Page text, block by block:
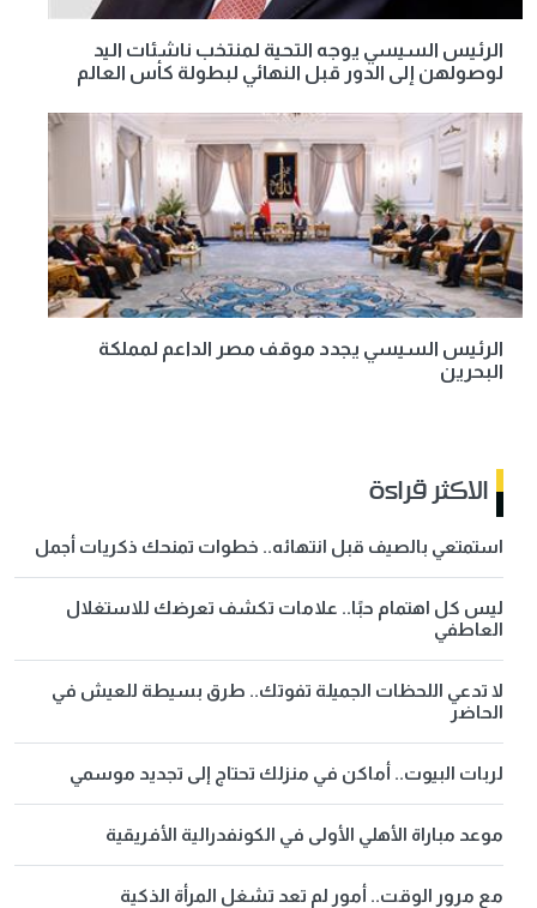
الرئيس السيسي يوجه التحية لمنتخب ناشئات اليد
لوصولهن إلى الدور قبل النهائي لبطولة كأس العالم
الرئيس السيسي يجدد موقف مصر الداعم لمملكة
البحرين
الاكثر قراءة
استمتعي بالصيف قبل انتهائه.. خطوات تمنحك ذكريات أجمل
ليس كل اهتمام حبًا.. علامات تكشف تعرضك للاستغلال
العاطفي
لا تدعي اللحظات الجميلة تفوتك.. طرق بسيطة للعيش في
الحاضر
لربات البيوت.. أماكن في منزلك تحتاج إلى تجديد موسمي
موعد مباراة الأهلي الأولى في الكونفدرالية الأفريقية
مع مرور الوقت.. أمور لم تعد تشغل المرأة الذكية